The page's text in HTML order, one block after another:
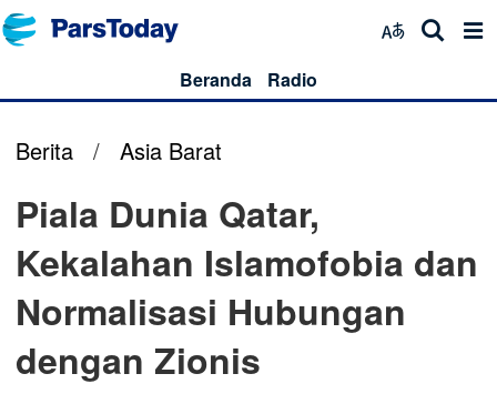
Beranda Radio
Berita / Asia Barat
Piala Dunia Qatar,
Kekalahan Islamofobia dan
Normalisasi Hubungan
dengan Zionis